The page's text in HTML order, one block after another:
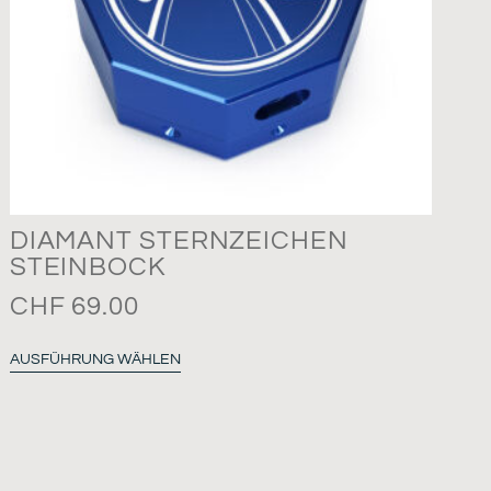
DIAMANT STERNZEICHEN
STEINBOCK
CHF 69.00
AUSFÜHRUNG WÄHLEN